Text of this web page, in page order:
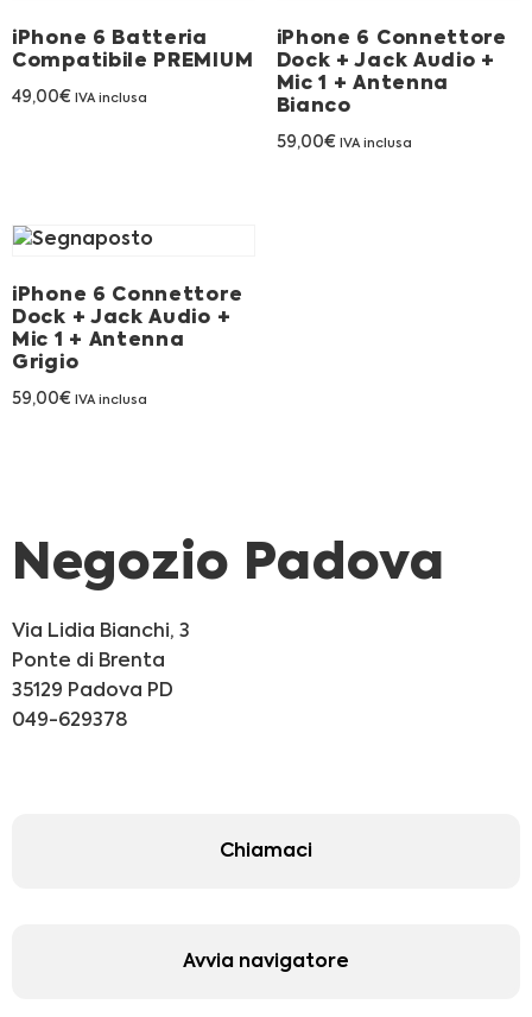
Franchising
FRANCHISING
Contatti
PADOVA
iPhone 6 Batteria
Compatibile PREMIUM
49,00€ IVA inclusa
iPhone 6 Connettore
Dock + Jack Audio +
Mic 1 + Antenna
Bianco
59,00€ IVA inclusa
iPhone 6 Connettore
Dock + Jack Audio +
Mic 1 + Antenna
Grigio
59,00€ IVA inclusa
Negozio Padova
Via Lidia Bianchi, 3
Ponte di Brenta
35129 Padova PD
049-629378
Chiamaci
Avvia navigatore